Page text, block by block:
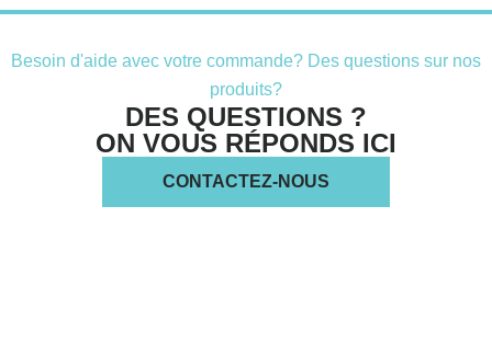
Besoin d'aide avec votre commande? Des questions sur nos
produits?
DES QUESTIONS ?
ON VOUS RÉPONDS ICI
CONTACTEZ-NOUS